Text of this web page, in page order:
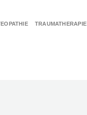
TRAUMATHERAPIE